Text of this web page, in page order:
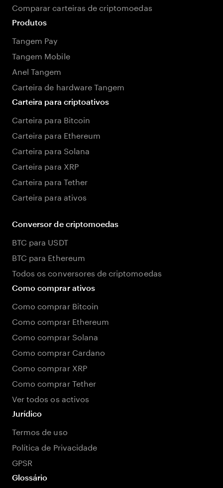
Comparar carteiras de criptomoedas
Produtos
Tangem Pay
Tangem Mobile
Anel Tangem
Carteira de hardware Tangem
Carteira para criptoativos
Carteira para Bitcoin
Carteira para Ethereum
Carteira para Solana
Carteira para XRP
Carteira para Tether
Carteira para ativos
Conversor de criptomoedas
BTC para USDT
BTC para Ethereum
Todos os conversores de criptomoedas
Como comprar ativos
Como comprar Bitcoin
Como comprar Ethereum
Como comprar Solana
Como comprar Cardano
Como comprar XRP
Como comprar Tether
Ver todos os activos
Jurídico
Termos de uso
Política de Privacidade
GPSR
Glossário